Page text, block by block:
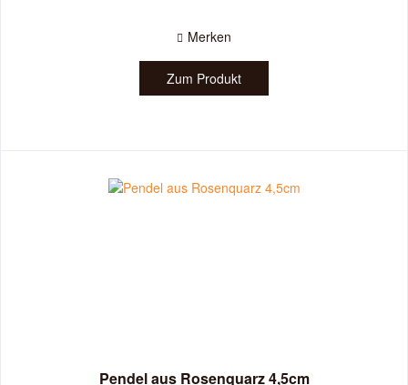
Merken
Zum Produkt
Pendel aus Rosenquarz 4,5cm